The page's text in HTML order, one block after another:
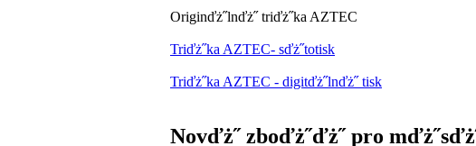
Originďż˝lnďż˝ triďż˝ka AZTEC
Triďż˝ka AZTEC- sďż˝totisk
Triďż˝ka AZTEC - digitďż˝lnďż˝ tisk
Novďż˝ zboďż˝ďż˝ pro